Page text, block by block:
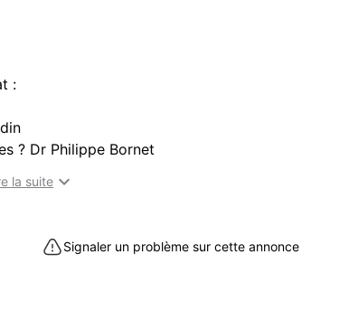
:
? Dr Philippe Bornet
la réflexion personnelle et la culture
la suite 
Signaler un problème sur cette annonce